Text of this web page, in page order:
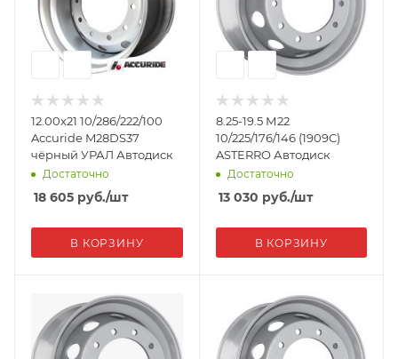
12.00х21 10/286/222/100
Accuride M28DS37
чёрный УРАЛ Автодиск
Достаточно
18 605 руб./шт
В КОРЗИНУ
8.25-19.5 М22
10/225/176/146 (1909С)
ASTERRO Автодиск
Достаточно
13 030 руб./шт
В КОРЗИНУ